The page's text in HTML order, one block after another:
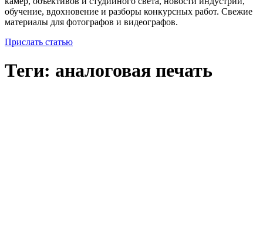
обучение, вдохновение и разборы конкурсных работ. Свежие
материалы для фотографов и видеографов.
Прислать статью
Теги: аналоговая печать